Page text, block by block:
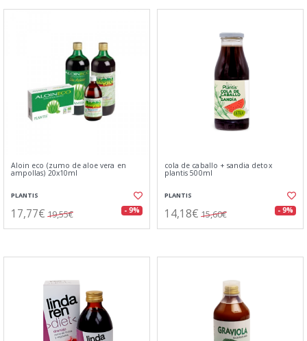
Aloin eco (zumo de aloe vera en
ampollas) 20x10ml
PLANTIS
17,77€ 19,55€ - 9%
cola de caballo + sandia detox
plantis 500ml
PLANTIS
14,18€ 15,60€ - 9%